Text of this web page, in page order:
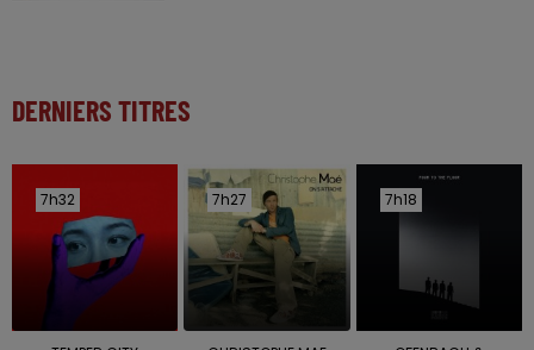
DERNIERS TITRES
7h32
7h32 7h27
7h27 7h18
7h18